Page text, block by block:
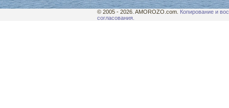
© 2005 - 2026. AMOROZO.com. Копирование и
согласования.